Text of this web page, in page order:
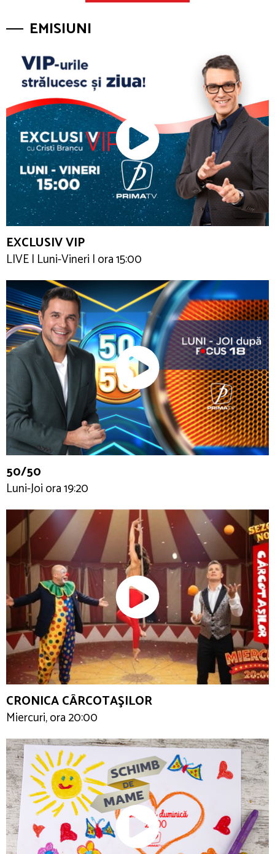
EMISIUNI
EXCLUSIV VIP
LIVE | Luni-Vineri | ora 15:00
50/50
Luni-Joi ora 19:20
CRONICA CÂRCOTAŞILOR
Miercuri, ora 20:00